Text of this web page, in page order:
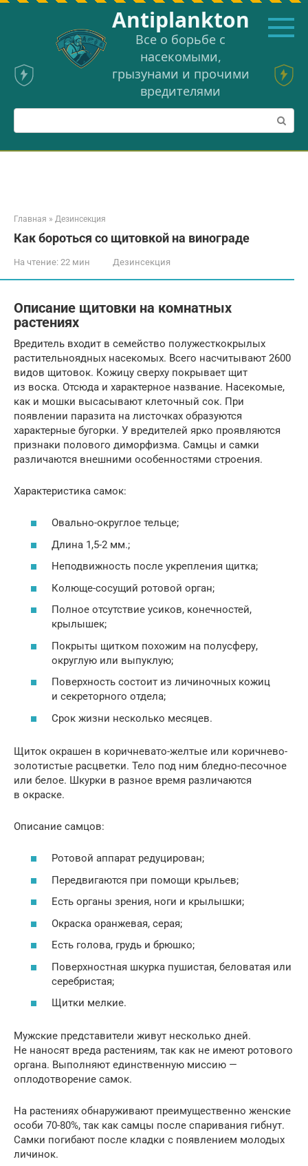
Перейти
Аntiplankton
Все о борьбе с
насекомыми,
грызунами и прочими
вредителями
Поиск:
Главная » Дезинсекция
Как бороться со щитовкой на винограде
На чтение: 22 мин Дезинсекция
Описание щитовки на комнатных
растениях
Вредитель входит в семейство полужесткокрылых
растительноядных насекомых. Всего насчитывают 2600
видов щитовок. Кожицу сверху покрывает щит
из воска. Отсюда и характерное название. Насекомые,
как и мошки высасывают клеточный сок. При
появлении паразита на листочках образуются
характерные бугорки. У вредителей ярко проявляются
признаки полового диморфизма. Самцы и самки
различаются внешними особенностями строения.
Характеристика самок:
Овально-округлое тельце;
Длина 1,5-2 мм.;
Неподвижность после укрепления щитка;
Колюще-сосущий ротовой орган;
Полное отсутствие усиков, конечностей,
крылышек;
Покрыты щитком похожим на полусферу,
округлую или выпуклую;
Поверхность состоит из личиночных кожиц
и секреторного отдела;
Срок жизни несколько месяцев.
Щиток окрашен в коричневато-желтые или коричнево-
золотистые расцветки. Тело под ним бледно-песочное
или белое. Шкурки в разное время различаются
в окраске.
Описание самцов:
Ротовой аппарат редуцирован;
Передвигаются при помощи крыльев;
Есть органы зрения, ноги и крылышки;
Окраска оранжевая, серая;
Есть голова, грудь и брюшко;
Поверхностная шкурка пушистая, беловатая или
серебристая;
Щитки мелкие.
Мужские представители живут несколько дней.
Не наносят вреда растениям, так как не имеют ротового
органа. Выполняют единственную миссию —
оплодотворение самок.
На растениях обнаруживают преимущественно женские
особи 70-80%, так как самцы после спаривания гибнут.
Самки погибают после кладки с появлением молодых
личинок.